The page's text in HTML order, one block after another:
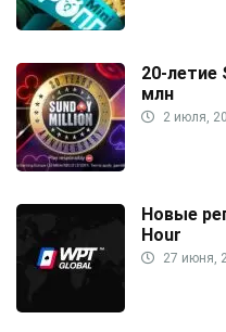
20-летие
млн
2 июля,
Новые
Hour
27 июня,